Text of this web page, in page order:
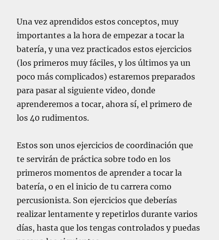
Una vez aprendidos estos conceptos, muy
importantes a la hora de empezar a tocar la
batería, y una vez practicados estos ejercicios
(los primeros muy fáciles, y los últimos ya un
poco más complicados) estaremos preparados
para pasar al siguiente video, donde
aprenderemos a tocar, ahora sí, el primero de
los 40 rudimentos.
Estos son unos ejercicios de coordinación que
te servirán de práctica sobre todo en los
primeros momentos de aprender a tocar la
batería, o en el inicio de tu carrera como
percusionista. Son ejercicios que deberías
realizar lentamente y repetirlos durante varios
días, hasta que los tengas controlados y puedas